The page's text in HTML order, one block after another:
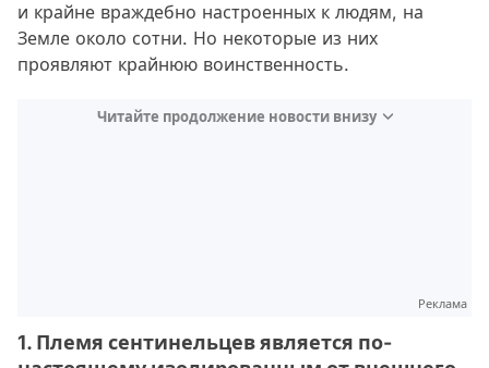
и крайне враждебно настроенных к людям, на
Земле около сотни. Но некоторые из них
проявляют крайнюю воинственность.
Читайте продолжение новости внизу
Реклама
1. Племя сентинельцев является по-